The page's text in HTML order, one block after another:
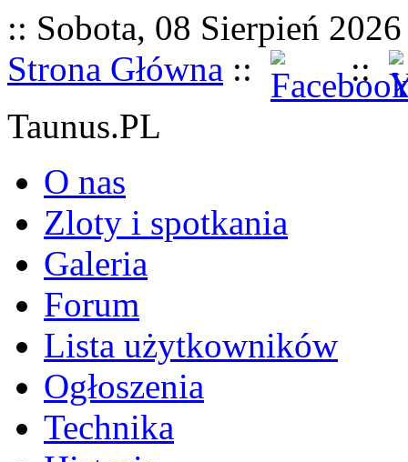
:: Sobota, 08 Sierpień
Strona Główna ::
::
Taunus.PL
O nas
Zloty i spotkania
Galeria
Forum
Lista użytkowników
Ogłoszenia
Technika